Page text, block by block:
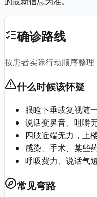
确诊路线
按患者实际行动顺序整
什么时候该怀疑
眼睑下垂或复视随
说话变鼻音、咀嚼
四肢近端无力，上
感染、手术、某些
呼吸费力、说话气
常见弯路